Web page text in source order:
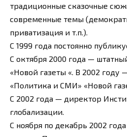
традиционные сказочные
современные темы
приватизация и т.п.).
С 1999 года постоянно
С октября 2000 года —
«Новой газеты «. В 2002
«Политика и СМИ» «Новой
С 2002 года — директор
глобализации.
С ноября по декабрь 2002